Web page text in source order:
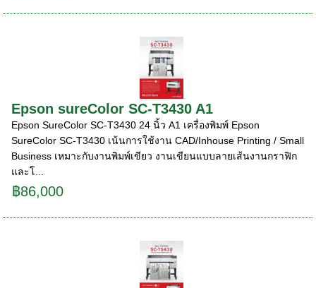
Epson sureColor SC-T3430 A1
Epson SureColor SC-T3430 24 นิ้ว A1 เครื่องพิมพ์ Epson
SureColor SC-T3430 เน้นการใช้งาน CAD/Inhouse Printing / Small
Business เหมาะกับงานพิมพ์เขียว งานเขียนแบบลายเส้นงานกราฟิก
และโ...
฿86,000